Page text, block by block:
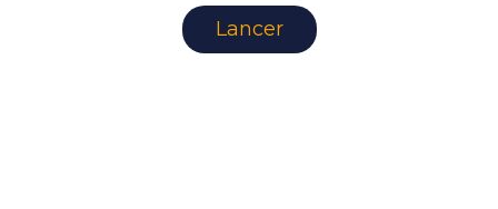
Lancer